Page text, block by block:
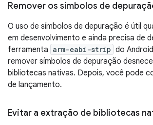
Remover os símbolos de
O uso de símbolos de depuração é útil
em desenvolvimento e ainda precisa de
ferramenta arm-eabi-strip do
remover símbolos de depuração
bibliotecas nativas. Depois, você pode
de lançamento.
Evitar a extração de bibliotecas